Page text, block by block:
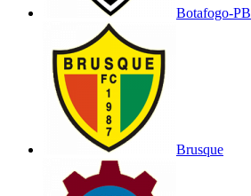
Botafogo-PB
Brusque